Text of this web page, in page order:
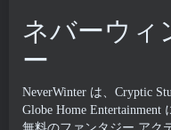
ネバーウィ
ー
NeverWinter は、Cryptic
Globe Home